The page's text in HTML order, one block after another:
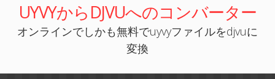
UYVYからDJVUへのコンバーター
オンラインでしかも無料でuyvyファイルをdjvuに
変換